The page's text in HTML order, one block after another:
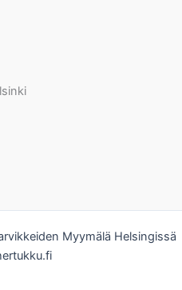
Myymälä Helsingissä